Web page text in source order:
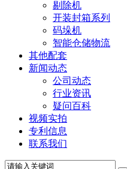
剔除机
开装封箱系列
码垛机
智能仓储物流
其他配套
新闻动态
公司动态
行业资讯
疑问百科
视频实拍
专利信息
联系我们